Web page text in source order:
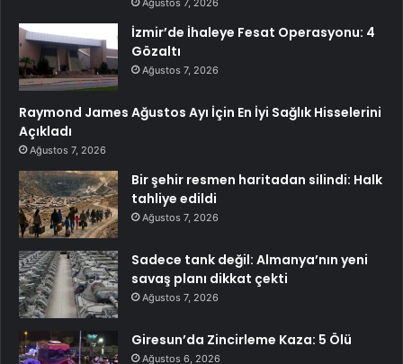
Ağustos 7, 2026
İzmir’de İhaleye Fesat Operasyonu: 4
Gözaltı
Ağustos 7, 2026
Raymond James Ağustos Ayı İçin En İyi Sağlık Hisselerini
Açıkladı
Ağustos 7, 2026
Bir şehir resmen haritadan silindi: Halk
tahliye edildi
Ağustos 7, 2026
Sadece tank değil: Almanya’nın yeni
savaş planı dikkat çekti
Ağustos 7, 2026
Giresun’da Zincirleme Kaza: 5 Ölü
Ağustos 6, 2026